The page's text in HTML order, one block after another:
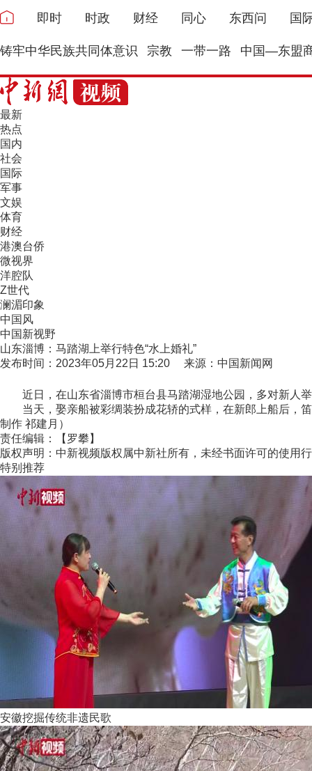
即时 时政 财经 同心 东西问 国
铸牢中华民族共同体意识 宗教 一带一路 中国—东盟
最新
热点
国内
社会
国际
军事
文娱
体育
财经
港澳台侨
微视界
洋腔队
Z世代
澜湄印象
中国风
中国新视野
山东淄博：马踏湖上举行特色“水上婚礼”
发布时间：2023年05月22日 15:20 来源：中国新闻网
近日，在山东省淄博市桓台县马踏湖湿地公园，多对新人举
当天，娶亲船被彩绸装扮成花轿的式样，在新郎上船后，笛
制作 祁建月）
责任编辑：【罗攀】
版权声明：中新视频版权属中新社所有，未经书面许可的使用
特别推荐
安徽挖掘传统非遗民歌